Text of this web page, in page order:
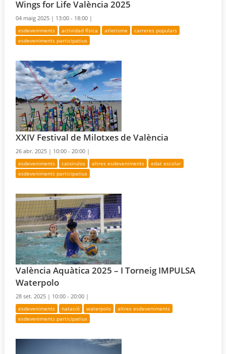
Wings for Life València 2025
04 maig 2025 | 13:00 - 18:00 |
esdeveniments actividad física atletisme
carreres populars
esdeveniments participatius
XXIV Festival de Milotxes de València
26 abr. 2025 | 10:00 - 20:00 |
esdeveniments catxirulos altres esdeveniments
edat escolar
esdeveniments participatius
València Aquàtica 2025 – I Torneig IMPULSA
Waterpolo
28 set. 2025 | 10:00 - 20:00 |
esdeveniments natació waterpolo
altres esdeveniments
esdeveniments participatius